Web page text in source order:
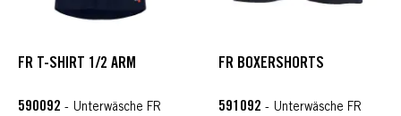
FR T-SHIRT 1/2 ARM
590092 - Unterwäsche FR
FR BOXERSHORTS
591092 - Unterwäsche FR